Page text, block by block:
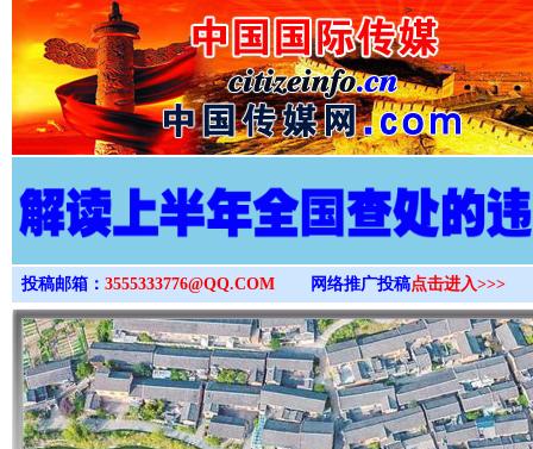
>
投稿邮箱： 3555333776@QQ.COM 网络推广投稿点击进入>>>